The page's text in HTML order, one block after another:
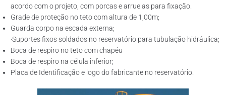
acordo com o projeto, com porcas e arruelas para fixação.
Grade de proteção no teto com altura de 1,00m;
Guarda corpo na escada externa;
·Suportes fixos soldados no reservatório para tubulação hidráulica;
Boca de respiro no teto com chapéu
Boca de respiro na célula inferior;
Placa de Identificação e logo do fabricante no reservatório.